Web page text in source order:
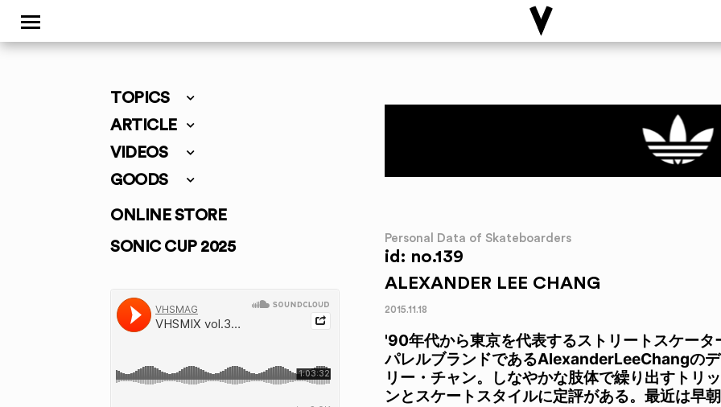
TOPICS
ARTICLE
VIDEOS
GOODS
ONLINE STORE
SONIC CUP 2025
Personal Data of Skateboarders
id: no.139
ALEXANDER LEE CHANG
2015.11.18
'90年代から東京を代表するストリートスケー
パレルブランドであるAlexanderLeeChangのデ
リー・チャン。しなやかな肢体で繰り出すトリ
ンとスケートスタイルに定評がある。最近は早